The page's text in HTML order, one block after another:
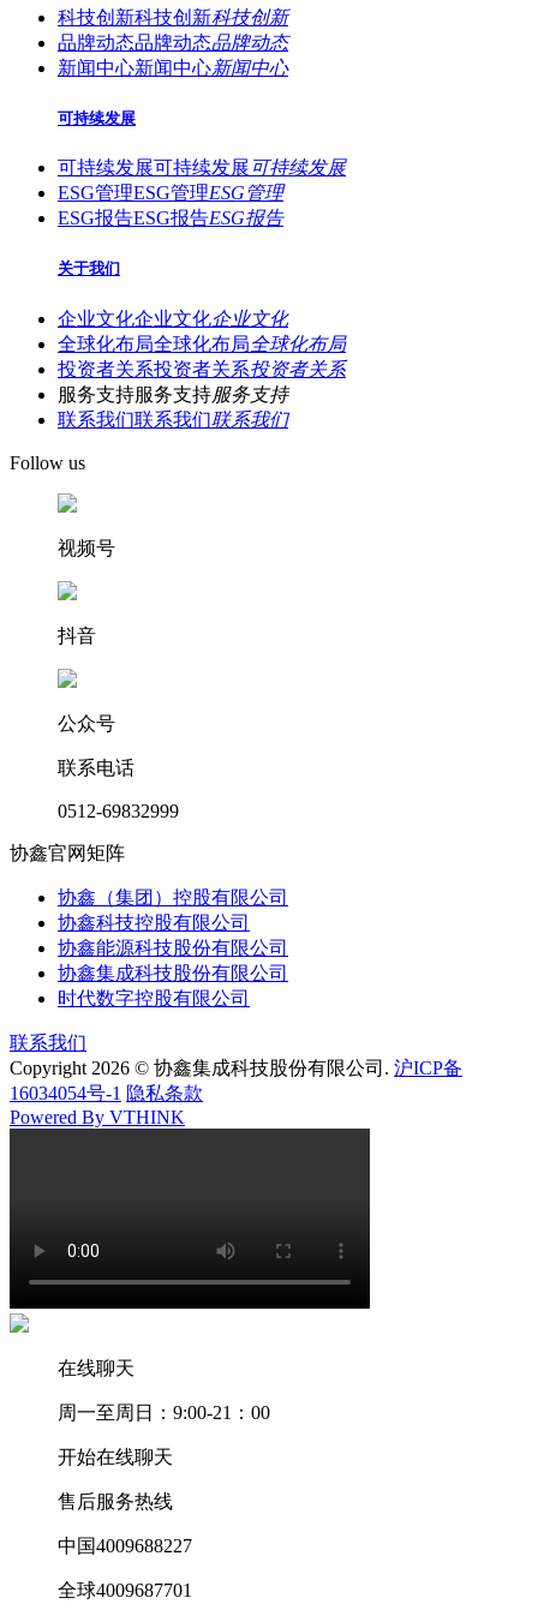
科技创新科技创新科技创新
品牌动态品牌动态品牌动态
新闻中心新闻中心新闻中心
可持续发展
可持续发展可持续发展 可持续发展
ESG管理ESG管理ESG管理
ESG报告ESG报告ESG报告
关于我们
企业文化企业文化企业文化
全球化布局全球化布局全球化布局
投资者关系投资者关系投资者关系
服务支持服务支持服务支持
联系我们联系我们联系我们
Follow us
视频号
抖音
公众号
联系电话
0512-69832999
协鑫官网矩阵
协鑫（集团）控股有限公司
协鑫科技控股有限公司
协鑫能源科技股份有限公司
协鑫集成科技股份有限公司
时代数字控股有限公司
联系我们
Copyright 2026 © 协鑫集成科技股份有限公司. 沪ICP备
16034054号-1 隐私条款
Powered By VTHINK
在线聊天
周一至周日：9:00-21：00
开始在线聊天
售后服务热线
中国4009688227
全球4009687701